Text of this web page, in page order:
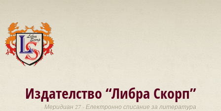
Издателство “Либра Скорп”
Меридиан 27 - Електронно списание за литература